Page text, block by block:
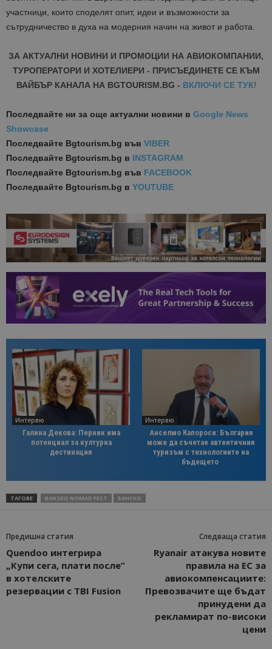
участници, които споделят опит, идеи и възможности за
сътрудничество в духа на модерния начин на живот и работа.
ЗА АКТУАЛНИ НОВИНИ И ПРОМОЦИИ НА АВИОКОМПАНИИ,
ТУРОПЕРАТОРИ И ХОТЕЛИЕРИ - ПРИСЪЕДИНЕТЕ СЕ КЪМ
ВАЙБЪР КАНАЛА НА BGTOURISM.BG - ВКЛЮЧИ СЕ ТУК!
Последвайте ни за още актуални новини в Google News
Showcase
Последвайте Bgtourism.bg във VIBER
Последвайте Bgtourism.bg в INSTAGRAM
Последвайте Bgtourism.bg във FACEBOOK
Последвайте Bgtourism.bg в YOUTUBE
Интервю
Галина Декова: Перник има
потенциал за културна
дестинация
Интервю
Анселмо Капороси: България
може да съчетае автентичния
туризъм с технологиите на
бъдещето
ТАГОВЕ BANSKO NOMAD FEST БАНСКО
Предишна статия
Quendoo интегрира
„Купи сега, плати после”
в хотелските
резервации с TBI Fusion
Следваща статия
Ryanair атакува новите
правила на ЕС за
авиокомпенсациите:
Превозвачите ще бъдат
принудени да
рекламират по-високи
цени